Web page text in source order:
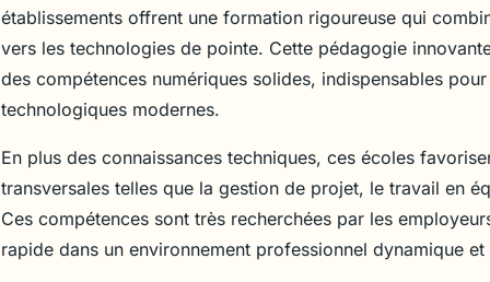
établissements offrent une formation rigoureuse qui
vers les technologies de pointe. Cette pédagogie
des compétences numériques solides, indispensables
technologiques modernes.
En plus des connaissances techniques, ces écoles
transversales telles que la gestion de projet, le travail en
Ces compétences sont très recherchées par les
rapide dans un environnement professionnel dynamique